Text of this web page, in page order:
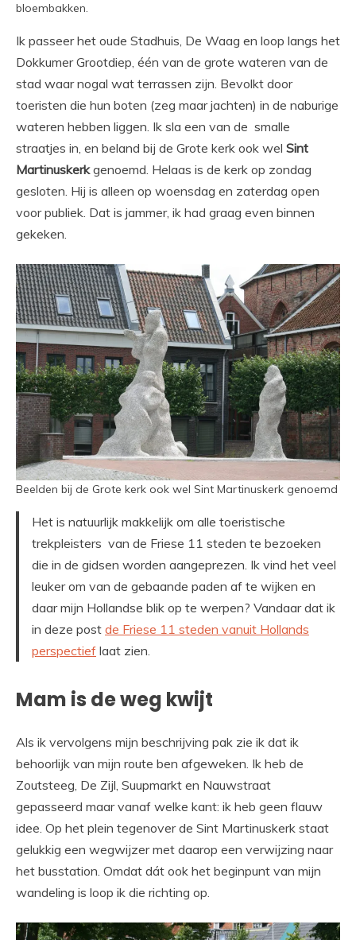
bloembakken.
Ik passeer het oude Stadhuis, De Waag en loop langs het
Dokkumer Grootdiep, één van de grote wateren van de
stad waar nogal wat terrassen zijn. Bevolkt door
toeristen die hun boten (zeg maar jachten) in de naburige
wateren hebben liggen. Ik sla een van de smalle
straatjes in, en beland bij de Grote kerk ook wel Sint
Martinuskerkgenoemd. Helaas is de kerk op zondag
gesloten. Hij is alleen op woensdag en zaterdag open
voor publiek. Dat is jammer, ik had graag even binnen
gekeken.
Beelden bij de Grote kerk ook wel Sint Martinuskerk genoemd
Het is natuurlijk makkelijk om alle toeristische
trekpleisters van de Friese 11 steden te bezoeken
die in de gidsen worden aangeprezen. Ik vind het veel
leuker om van de gebaande paden af te wijken en
daar mijn Hollandse blik op te werpen? Vandaar dat ik
in deze post de Friese 11 steden vanuit Hollands
perspectief laat zien.
Mam is de weg kwijt
Als ik vervolgens mijn beschrijving pak zie ik dat ik
behoorlijk van mijn route ben afgeweken. Ik heb de
Zoutsteeg, De Zijl, Suupmarkt en Nauwstraat
gepasseerd maar vanaf welke kant: ik heb geen flauw
idee. Op het plein tegenover de Sint Martinuskerk staat
gelukkig een wegwijzer met daarop een verwijzing naar
het busstation. Omdat dát ook het beginpunt van mijn
wandeling is loop ik die richting op.